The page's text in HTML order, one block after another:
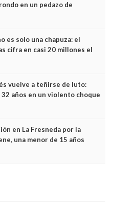
en un pedazo de
es solo una chapuza: el
cifra en casi 20 millones el
que no cabían por los
vuelve a teñirse de luto:
años en un violento choque
en La Fresneda por la
una menor de 15 años